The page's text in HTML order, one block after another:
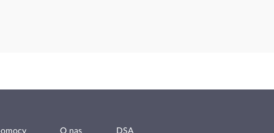
O nas DSA